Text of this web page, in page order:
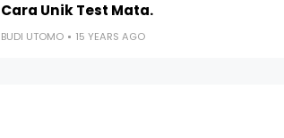
Cara Unik Test Mata.
BUDI UTOMO 15 YEARS AGO